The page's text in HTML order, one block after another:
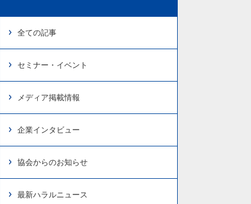
全ての記事
セミナー・イベント
メディア掲載情報
企業インタビュー
協会からのお知らせ
最新ハラルニュース